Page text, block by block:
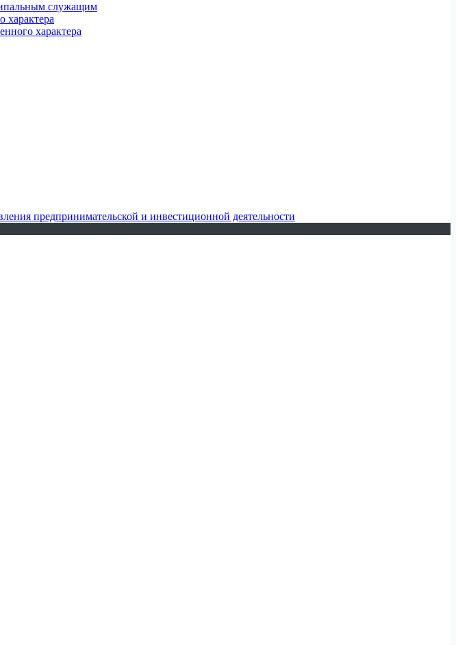
служащим
характера
характера
предпринимательской и инвестиционной деятельности